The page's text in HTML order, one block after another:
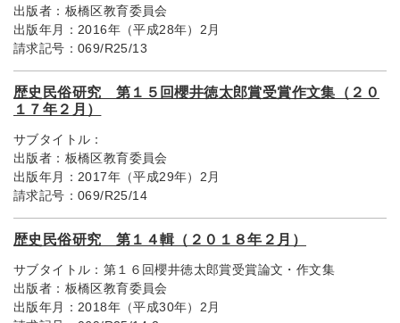
出版者： 板橋区教育委員会
出版年月： 2016年（平成28年）2月
請求記号： 069/R25/13
歴史民俗研究 第１５回櫻井徳太郎賞受賞作文集（２０
１７年２月）
サブタイトル：
出版者： 板橋区教育委員会
出版年月： 2017年（平成29年）2月
請求記号： 069/R25/14
歴史民俗研究 第１４輯（２０１８年２月）
サブタイトル： 第１６回櫻井徳太郎賞受賞論文・作文集
出版者： 板橋区教育委員会
出版年月： 2018年（平成30年）2月